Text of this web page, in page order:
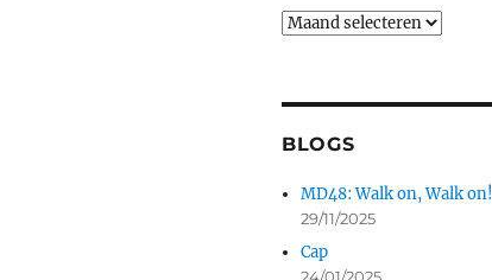
BLOGS
MD48: Walk on, Walk on!
29/11/2025
Cap
24/01/2025